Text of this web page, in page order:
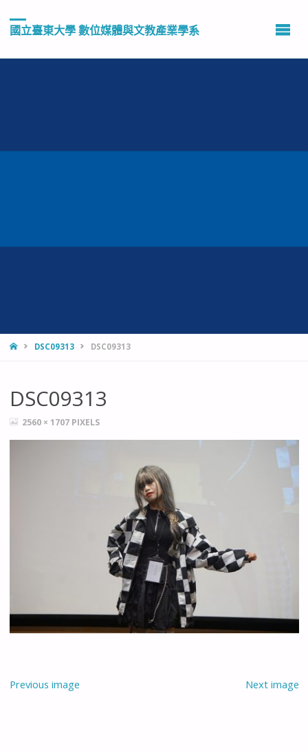
國立臺東大學 數位媒體與文教產業學系
HOMEDSC09313 DSC09313
DSC09313
FULL2560 × 1707 PIXELS
Previous image Next image